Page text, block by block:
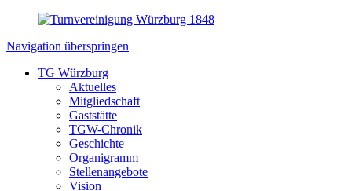
Navigation überspringen
TG Würzburg
Aktuelles
Mitgliedschaft
Gaststätte
TGW-Chronik
Geschichte
Organigramm
Stellenangebote
Vision